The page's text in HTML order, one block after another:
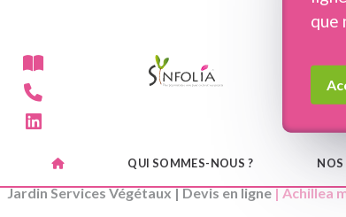
QUI SOMMES-NOUS ? NOS
que
Jardin Services Végétaux|Devis en ligne| Achillea